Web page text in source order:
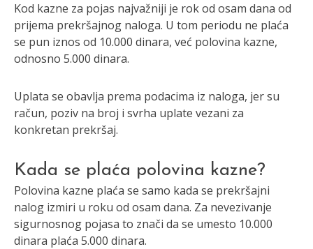
Kod kazne za pojas najvažniji je rok od osam dana od
prijema prekršajnog naloga. U tom periodu ne plaća
se pun iznos od 10.000 dinara, već polovina kazne,
odnosno 5.000 dinara.
Uplata se obavlja prema podacima iz naloga, jer su
račun, poziv na broj i svrha uplate vezani za
konkretan prekršaj.
Kada se plaća polovina kazne?
Polovina kazne plaća se samo kada se prekršajni
nalog izmiri u roku od osam dana. Za nevezivanje
sigurnosnog pojasa to znači da se umesto 10.000
dinara plaća 5.000 dinara.